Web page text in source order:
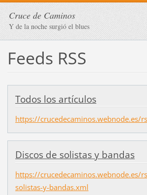
Cruce de Caminos
Y de la noche surgió el blues
Feeds RSS
Todos los artículos
https://crucedecaminos.webnode.es/
Discos de solistas y bandas
https://crucedecaminos.webnode.es/
solistas-y-bandas.xml